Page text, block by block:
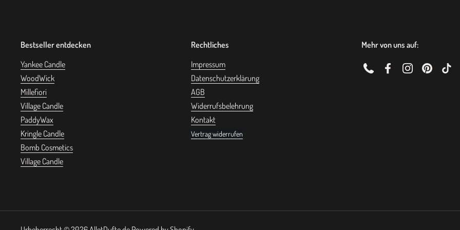
Docht: 3 Dochtkerzen aus
Bestseller entdecken
Yankee Candle
WoodWick
Millefiori
Village Candle
PaddyWax
Kringle Candle
Bomb Cosmetics
Village Candle
Rechtliches
Impressum
Datenschutzerklärung
AGB
Widerrufsbelehrung
Kontakt
Vertrag widerrufen
Mehr von uns auf:
PhoneFacebookInstagramPinterest